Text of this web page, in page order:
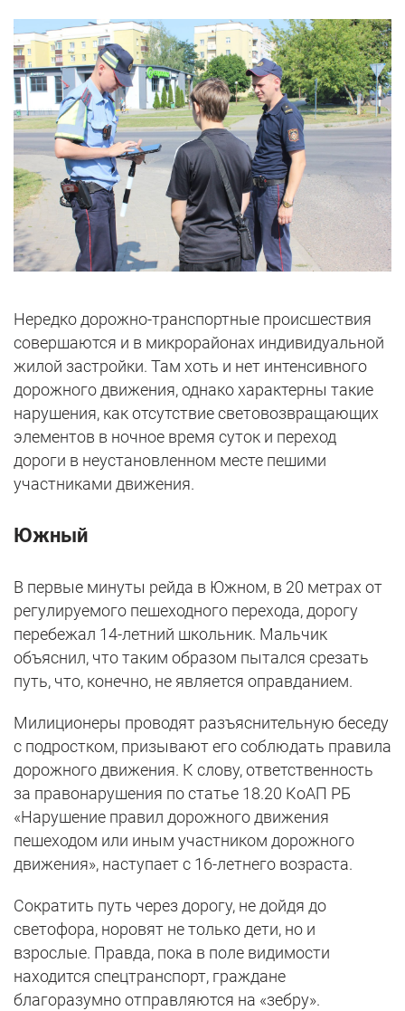
Нередко дорожно-транспортные происшествия
совершаются и в микрорайонах индивидуальной
жилой застройки. Там хоть и нет интенсивного
дорожного движения, однако характерны такие
нарушения, как отсутствие световозвращающих
элементов в ночное время суток и переход
дороги в неустановленном месте пешими
участниками движения.
Южный
В первые минуты рейда в Южном, в 20 метрах от
регулируемого пешеходного перехода, дорогу
перебежал 14-летний школьник. Мальчик
объяснил, что таким образом пытался срезать
путь, что, конечно, не является оправданием.
Милиционеры проводят разъяснительную беседу
с подростком, призывают его соблюдать правила
дорожного движения. К слову, ответственность
за правонарушения по статье 18.20 КоАП РБ
«Нарушение правил дорожного движения
пешеходом или иным участником дорожного
движения», наступает с 16-летнего возраста.
Сократить путь через дорогу, не дойдя до
светофора, норовят не только дети, но и
взрослые. Правда, пока в поле видимости
находится спецтранспорт, граждане
благоразумно отправляются на «зебру».